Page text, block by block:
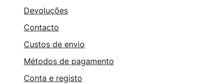
Devoluções
Contacto
Custos de envio
Métodos de pagamento
Conta e registo